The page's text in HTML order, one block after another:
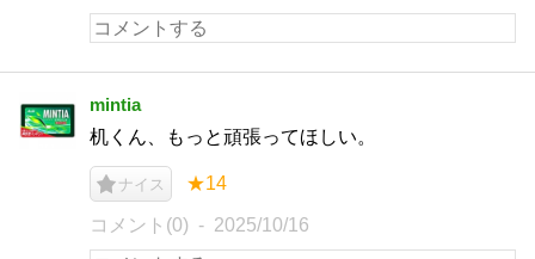
mintia
机くん、もっと頑張ってほしい。
ナイス ★14
コメント(0) 2025/10/16